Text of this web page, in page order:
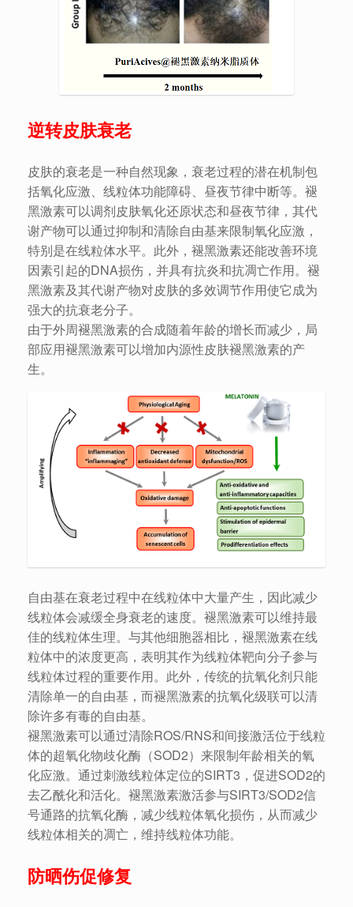
逆转皮肤衰老
皮肤的衰老是一种自然现象，衰老过程的潜在机制包
括氧化应激、线粒体功能障碍、昼夜节律中断等。褪
黑激素可以调剂皮肤氧化还原状态和昼夜节律，其代
谢产物可以通过抑制和清除自由基来限制氧化应激，
特别是在线粒体水平。此外，褪黑激素还能改善环境
因素引起的DNA损伤，并具有抗炎和抗凋亡作用。褪
黑激素及其代谢产物对皮肤的多效调节作用使它成为
强大的抗衰老分子。
由于外周褪黑激素的合成随着年龄的增长而减少，局
部应用褪黑激素可以增加内源性皮肤褪黑激素的产
生。
自由基在衰老过程中在线粒体中大量产生，因此减少
线粒体会减缓全身衰老的速度。褪黑激素可以维持最
佳的线粒体生理。与其他细胞器相比，褪黑激素在线
粒体中的浓度更高，表明其作为线粒体靶向分子参与
线粒体过程的重要作用。此外，传统的抗氧化剂只能
清除单一的自由基，而褪黑激素的抗氧化级联可以清
除许多有毒的自由基。
褪黑激素可以通过清除ROS/RNS和间接激活位于线粒
体的超氧化物歧化酶（SOD2）来限制年龄相关的氧
化应激。通过刺激线粒体定位的SIRT3，促进SOD2的
去乙酰化和活化。褪黑激素激活参与SIRT3/SOD2信
号通路的抗氧化酶，减少线粒体氧化损伤，从而减少
线粒体相关的凋亡，维持线粒体功能。
防晒伤促修复